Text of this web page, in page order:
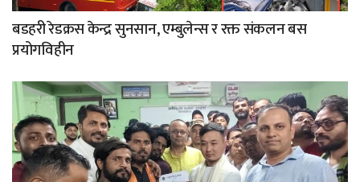
बडहरी रेडक्रस केन्द्र सुनसान, एम्बुलेन्स र रक्त संकलन बस
प्रयोगविहीन